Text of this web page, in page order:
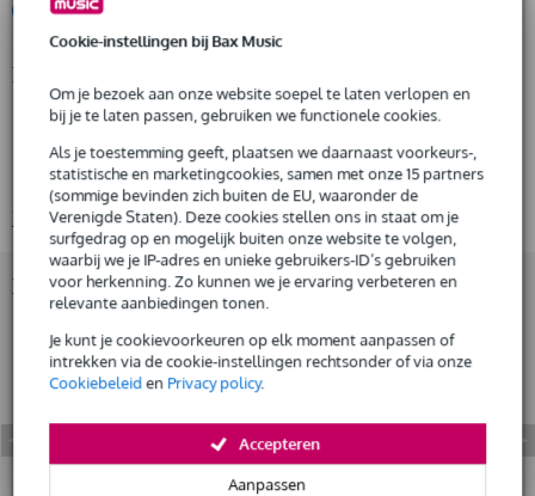
Cookie-instellingen bij Bax Music
Om je bezoek aan onze website soepel te laten verlopen en
bij je te laten passen, gebruiken we functionele cookies.
Als je toestemming geeft, plaatsen we daarnaast voorkeurs-,
statistische en marketingcookies, samen met onze 15 partners
(sommige bevinden zich buiten de EU, waaronder de
Verenigde Staten). Deze cookies stellen ons in staat om je
surfgedrag op en mogelijk buiten onze website te volgen,
waarbij we je IP-adres en unieke gebruikers-ID’s gebruiken
voor herkenning. Zo kunnen we je ervaring verbeteren en
relevante aanbiedingen tonen.
Je kunt je cookievoorkeuren op elk moment aanpassen of
intrekken via de cookie-instellingen rechtsonder of via onze
Cookiebeleiden Privacy policy.
Aanpassen
Accepteren
Huur dit product
Huur meerdere producten tegelijk: min. € 300,- en max.
€ 2.500,-
Gratisthuisbezorgd of op te halen in de winkel
Al na 4 maanden maandelijks opzegbaar
De mogelijkheid om je product(en) met korting te kopen
Snelle vervanging door Bax Music bij een defect
Huur dit product
Productinformatie
materiaal: aluminium
legering: EN AW-6082 T6
hoofdbuis diameter: 50 mm
Bekijk alle productspecificaties
Bekijk ook eens (10)